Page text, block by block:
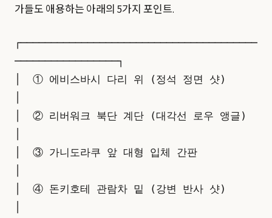
가들도 애용하는 아래의 5가지 포인트.
┌───────────────────────────────────────
─────────────────┐
│  ① 에비스바시 다리 위 (정석 정면 샷)
│  ② 리버워크 북단 계단 (대각선 로우 앵글)
│  ③ 가니도라쿠 앞 대형 입체 간판
│  ④ 돈키호테 관람차 밑 (강변 반사 샷)